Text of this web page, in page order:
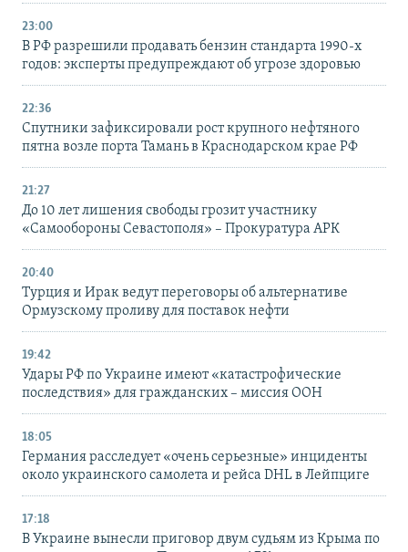
23:00
В РФ разрешили продавать бензин стандарта 1990-х
годов: эксперты предупреждают об угрозе здоровью
22:36
Спутники зафиксировали рост крупного нефтяного
пятна возле порта Тамань в Краснодарском крае РФ
21:27
До 10 лет лишения свободы грозит участнику
«Самообороны Севастополя» – Прокуратура АРК
20:40
Турция и Ирак ведут переговоры об альтернативе
Ормузскому проливу для поставок нефти
19:42
Удары РФ по Украине имеют «катастрофические
последствия» для гражданских – миссия ООН
18:05
Германия расследует «очень серьезные» инциденты
около украинского самолета и рейса DHL в Лейпциге
17:18
В Украине вынесли приговор двум судьям из Крыма по